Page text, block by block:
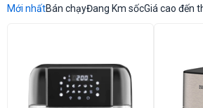
Mới nhấtBán chạyĐang Km sốcGiá cao đến